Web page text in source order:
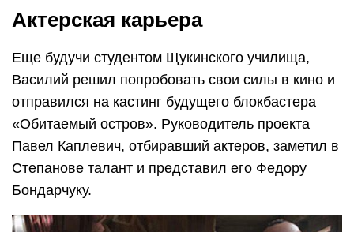
Актерская карьера
Еще будучи студентом Щукинского училища,
Василий решил попробовать свои силы в кино и
отправился на кастинг будущего блокбастера
«Обитаемый остров». Руководитель проекта
Павел Каплевич, отбиравший актеров, заметил в
Степанове талант и представил его Федору
Бондарчуку.